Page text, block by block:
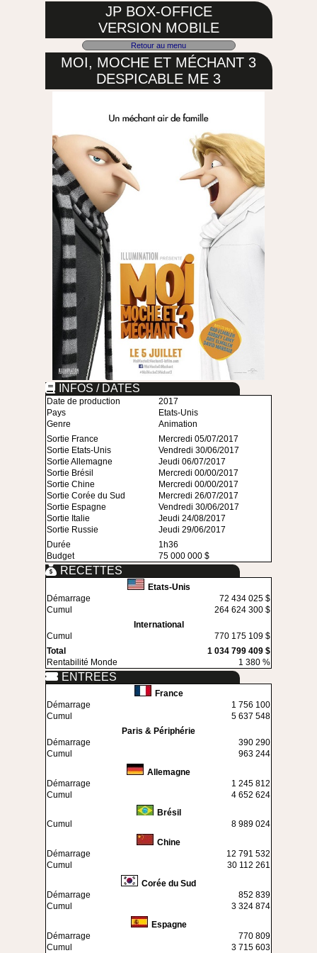
JP BOX-OFFICE
VERSION MOBILE
Retour au menu
MOI, MOCHE ET MÉCHANT 3
DESPICABLE ME 3
INFOS / DATES
Date de production
2017
Pays
Etats-Unis
Genre
Animation
Sortie France
Mercredi 05/07/2017
Sortie Etats-Unis
Vendredi 30/06/2017
Sortie Allemagne
Jeudi 06/07/2017
Sortie Brésil
Mercredi 00/00/2017
Sortie Chine
Mercredi 00/00/2017
Sortie Corée du Sud
Mercredi 26/07/2017
Sortie Espagne
Vendredi 30/06/2017
Sortie Italie
Jeudi 24/08/2017
Sortie Russie
Jeudi 29/06/2017
Durée
1h36
Budget
75 000 000 $
RECETTES
Etats-Unis
Démarrage
72 434 025 $
Cumul
264 624 300 $
International
Cumul
770 175 109 $
Total
1 034 799 409 $
Rentabilité Monde
1 380 %
ENTREES
France
Démarrage
1 756 100
Cumul
5 637 548
Paris & Périphérie
Démarrage
390 290
Cumul
963 244
Allemagne
Démarrage
1 245 812
Cumul
4 652 624
Brésil
Cumul
8 989 024
Chine
Démarrage
12 791 532
Cumul
30 112 261
Corée du Sud
Démarrage
852 839
Cumul
3 324 874
Espagne
Démarrage
770 809
Cumul
3 715 603